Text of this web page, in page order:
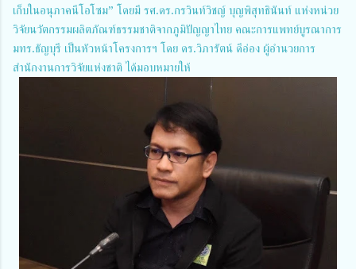
เก็บในอนุภาคนีโอโซม” โดยมี รศ.ดร.กรวินท์วิชญ์ บุญพิสุทธินันท์ แห่งหน่วย
วิจัยนวัตกรรมผลิตภัณฑ์ธรรมชาติจากภูมิปัญญาไทย คณะการแพทย์บูรณาการ
มทร.ธัญบุรี เป็นหัวหน้าโครงการฯ โดย ดร.วิภารัตน์ ดีอ่อง ผู้อำนวยการ
สำนักงานการวิจัยแห่งชาติ ได้มอบหมายให้